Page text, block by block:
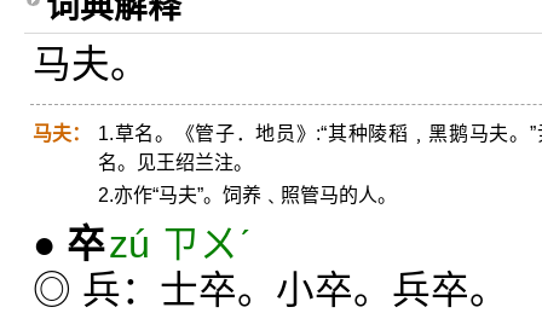
马夫。
马夫：
1.草名。《管子．地员》:“其种陵稻﹐黑鹅马夫。
名。见王绍兰注。
2.亦作“马夫”。饲养﹑照管马的人。
● 卒zú ㄗㄨˊ
◎ 兵：士卒。小卒。兵卒。